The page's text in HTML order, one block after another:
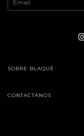
SOBRE BLAQUÈ
CONTACTÁNOS